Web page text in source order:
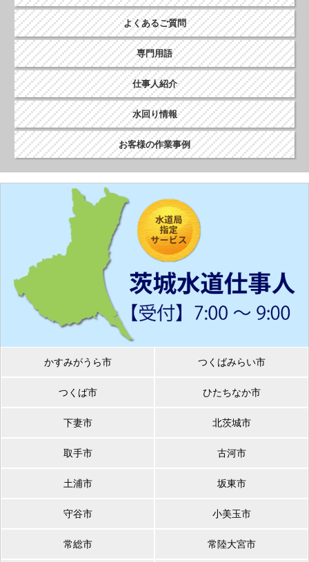
よくあるご質問
専門用語
仕事人紹介
水回り情報
お客様の作業事例
かすみがうら市 つくばみらい市
つくば市 ひたちなか市
下妻市 北茨城市
取手市 古河市
土浦市 坂東市
守谷市 小美玉市
常総市 常陸大宮市